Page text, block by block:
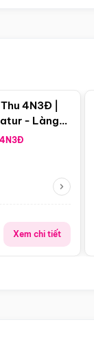
4N3Đ |
- Làng
4N3Đ
Xem chi tiết